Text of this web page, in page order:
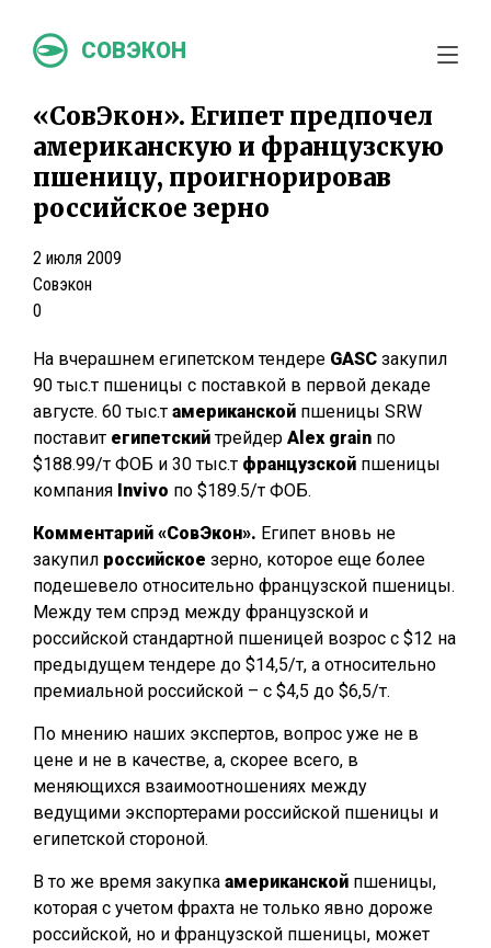
СОВЭКОН
«СовЭкон». Египет предпочел
американскую и французскую
пшеницу, проигнорировав
российское зерно
2 июля 2009
Совэкон
0
На вчерашнем египетском тендере GASC закупил
90 тыс.т пшеницы с поставкой в первой декаде
августе. 60 тыс.т американской пшеницы SRW
поставит египетскийтрейдер Alex grain по
$188.99/т ФОБ и 30 тыс.т французской пшеницы
компания Invivo по $189.5/т ФОБ.
Комментарий «СовЭкон». Египет вновь не
закупил российское зерно, которое еще более
подешевело относительно французской пшеницы.
Между тем спрэд между французской и
российской стандартной пшеницей возрос с $12 на
предыдущем тендере до $14,5/т, а относительно
премиальной российской – с $4,5 до $6,5/т.
По мнению наших экспертов, вопрос уже не в
цене и не в качестве, а, скорее всего, в
меняющихся взаимоотношениях между
ведущими экспортерами российской пшеницы и
египетской стороной.
В то же время закупка американской пшеницы,
которая с учетом фрахта не только явно дороже
российской, но и французской пшеницы, может